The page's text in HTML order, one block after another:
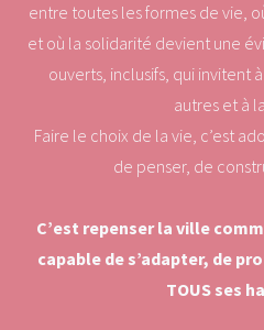
entre toutes les formes de vie,
et où la solidarité devient une
ouverts, inclusifs, qui invitent
autres et à
Faire le choix de la vie, c’est
de penser, de
C’est repenser la ville
capable de s’adapter, de
TOUS ses